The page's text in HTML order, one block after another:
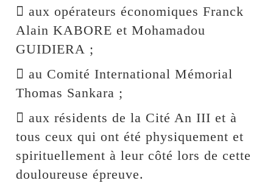
 aux opérateurs économiques Franck
Alain KABORE et Mohamadou
GUIDIERA ;
 au Comité International Mémorial
Thomas Sankara ;
 aux résidents de la Cité An III et à
tous ceux qui ont été physiquement et
spirituellement à leur côté lors de cette
douloureuse épreuve.